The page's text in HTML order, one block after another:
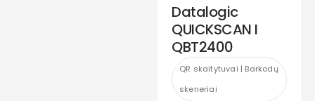
Datalogic
QUICKSCAN I
QBT2400
QR skaitytuvai | Barkodų
skeneriai